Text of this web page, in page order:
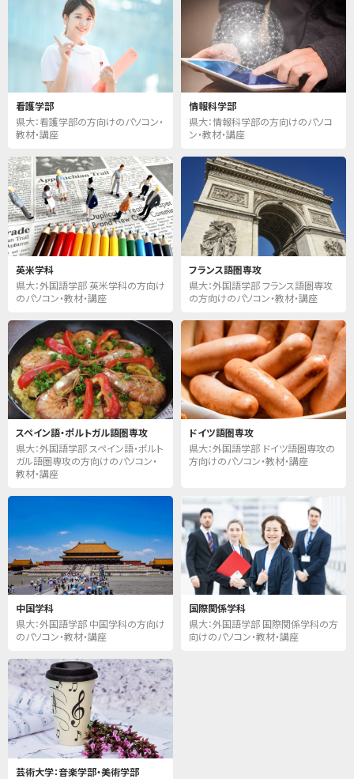
看護学部
県大：看護学部の方向けのパソコン・
教材・講座
情報科学部
県大：情報科学部の方向けのパソコ
ン・教材・講座
英米学科
県大：外国語学部 英米学科の方向け
のパソコン・教材・講座
フランス語圏専攻
県大：外国語学部 フランス語圏専攻
の方向けのパソコン・教材・講座
スペイン語・ポルトガル語圏専攻
県大：外国語学部 スペイン語・ポルト
ガル語圏専攻の方向けのパソコン・
教材・講座
ドイツ語圏専攻
県大：外国語学部 ドイツ語圏専攻の
方向けのパソコン・教材・講座
中国学科
県大：外国語学部 中国学科の方向け
のパソコン・教材・講座
国際関係学科
県大：外国語学部 国際関係学科の方
向けのパソコン・教材・講座
芸術大学：音楽学部・美術学部